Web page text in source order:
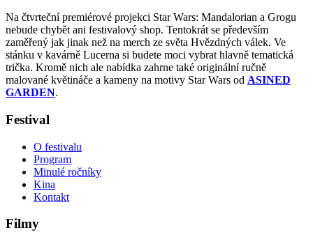
Na čtvrteční premiérové projekci Star Wars: Mandalorian a Grogu
nebude chybět ani festivalový shop. Tentokrát se především
zaměřený jak jinak než na merch ze světa Hvězdných válek. Ve
stánku v kavárně Lucerna si budete moci vybrat hlavně tematická
trička. Kromě nich ale nabídka zahrne také originální ručně
malované květináče a kameny na motivy Star Wars od ASINED
GARDEN.
Festival
O festivalu
Program
Minulé ročníky
Kina
Kontakt
Filmy